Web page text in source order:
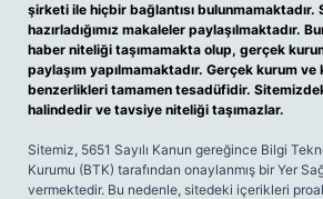
şirketi ile hiçbir bağlantısı bulunmamaktadır.
hazırladığımız makaleler paylaşılmaktadır.
haber niteliği taşımamakta olup, gerçek
paylaşım yapılmamaktadır. Gerçek kurum
benzerlikleri tamamen tesadüfidir.
halindedir ve tavsiye niteliği taşımazlar.
Sitemiz, 5651 Sayılı Kanun gereğince Bilgi
Kurumu (BTK) tarafından onaylanmış bir Yer
vermektedir. Bu nedenle, sitedeki içerikleri